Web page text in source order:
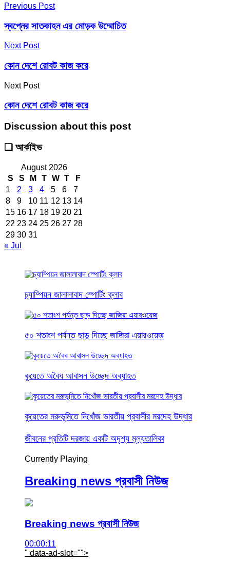
Previous Post
স্বপ্নের সাতকাহন এর মোড়ক উম্মোচিত
Next Post
কোন দেশে রোবট কাজ করে
Next Post
কোন দেশে রোবট কাজ করে
Discussion about this post
❑ আর্কাইভ
August 2026
S
S M T W T
F
1
2 3 4 5 6
7
8
9 10 11 12 13 14
15 16 17 18 19 20 21
22 23 24 25 26 27 28
29 30 31
« Jul
চ্যাম্পিয়ন জালালাবাদ স্পোর্টিং ক্লাব
৫০ শতাংশ পর্যন্ত ছাড় দিচ্ছে জাজিরা এয়ারওয়েজ
কুয়েতে অবৈধ আবাসন উচ্ছেদ অব্যাহত
কুয়েতের মরুভূমিতে নিখোঁজ ভারতীয় প্রবাসীর মরদেহ উদ্ধার
জীবনের প্রতিটি দরজায় একটি অদৃশ্য মূল্যতালিকা
Currently Playing
Breaking news প্রবাসী নিউজ
Breaking news প্রবাসী নিউজ
00:00:11
" data-ad-slot="">